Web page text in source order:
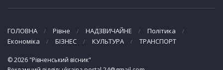
ГОЛОВНА Рівне НАДЗВИЧАЙНЕ
Політика
Економіка
БІЗНЕС КУЛЬТУРА ТРАНСПОРТ
© 2026 "Рівненський вісник"